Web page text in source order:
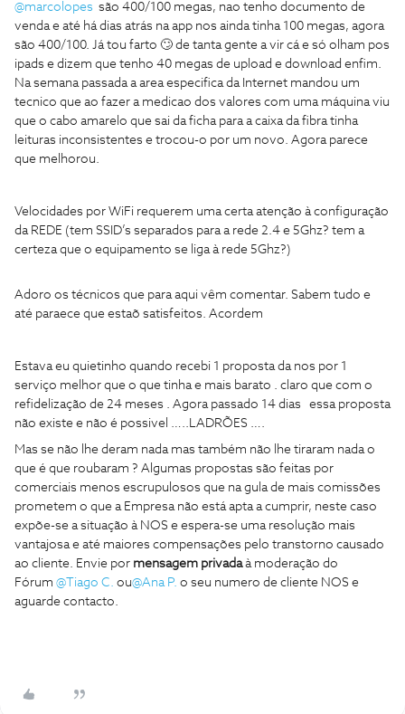
@marcolopes são 400/100 megas, nao tenho documento de
venda e até há dias atrás na app nos ainda tinha 100 megas, agora
são 400/100. Já tou farto 🙄 de tanta gente a vir cá e só olham pos
ipads e dizem que tenho 40 megas de upload e download enfim.
Na semana passada a area especifica da Internet mandou um
tecnico que ao fazer a medicao dos valores com uma máquina viu
que o cabo amarelo que sai da ficha para a caixa da fibra tinha
leituras inconsistentes e trocou-o por um novo. Agora parece
que melhorou.
Velocidades por WiFi requerem uma certa atenção à configuração
da REDE (tem SSID’s separados para a rede 2.4 e 5Ghz? tem a
certeza que o equipamento se liga à rede 5Ghz?)
Adoro os técnicos que para aqui vêm comentar. Sabem tudo e
até paraece que estaõ satisfeitos. Acordem
Estava eu quietinho quando recebi 1 proposta da nos por 1
serviço melhor que o que tinha e mais barato . claro que com o
refidelização de 24 meses . Agora passado 14 dias essa proposta
não existe e não é possivel …..LADRÕES ….
Mas se não lhe deram nada mas também não lhe tiraram nada o
que é que roubaram ? Algumas propostas são feitas por
comerciais menos escrupulosos que na gula de mais comissões
prometem o que a Empresa não está apta a cumprir, neste caso
expõe-se a situação à NOS e espera-se uma resolução mais
vantajosa e até maiores compensações pelo transtorno causado
ao cliente. Envie por mensagem privadaà moderação do
Fórum @Tiago C. ou@Ana P. o seu numero de cliente NOS e
aguarde contacto.